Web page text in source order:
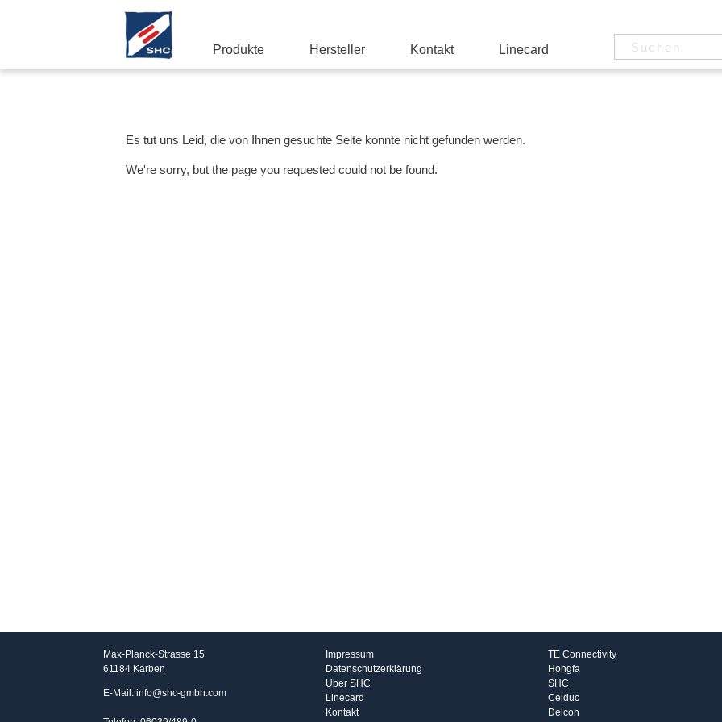
Produkte Hersteller Kontakt Linecard
Es tut uns Leid, die von Ihnen gesuchte Seite konnte nicht gefunden werden.
We're sorry, but the page you requested could not be found.
Max-Planck-Strasse 15
61184 Karben
E-Mail: info@shc-gmbh.com
Impressum
Datenschutzerklärung
Über SHC
Linecard
Kontakt
TE Connectivity
Hongfa
SHC
Celduc
Delcon